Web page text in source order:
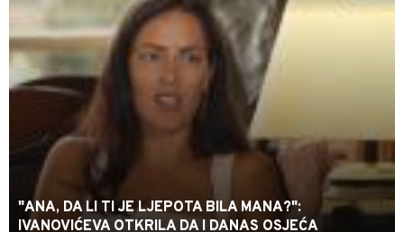
"ANA, DA LI TI JE LJEPOTA BILA MANA?":
IVANOVIĆEVA OTKRILA DA I DANAS OSJEĆA